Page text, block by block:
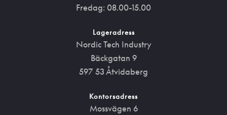
Fredag: 08.00-15.00
Lageradress
Nordic Tech Industry
Bäckgatan 9
597 53 Åtvidaberg
Kontorsadress
Mossvägen 6